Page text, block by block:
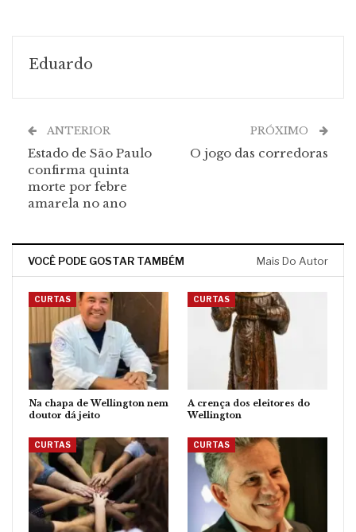
Eduardo
ANTERIOR
Estado de São Paulo
confirma quinta
morte por febre
amarela no ano
PRÓXIMO
O jogo das corredoras
VOCÊ PODE GOSTAR TAMBÉM Mais Do Autor
CURTAS
Na chapa de Wellington nem
doutor dá jeito
CURTAS
A crença dos eleitores do
Wellington
CURTAS CURTAS